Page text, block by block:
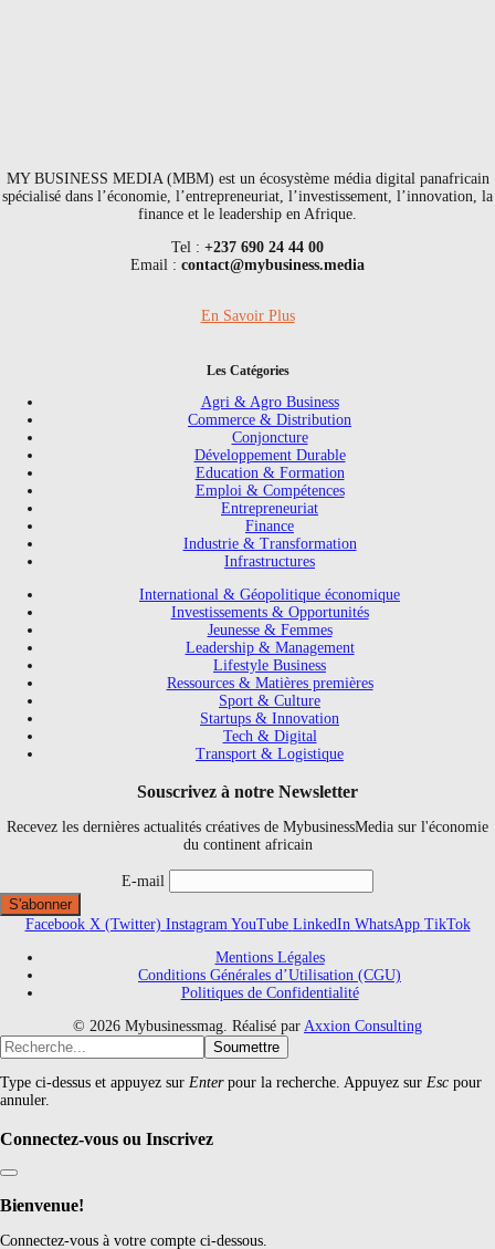
MY BUSINESS MEDIA (MBM) est un écosystème média digital panafricain
spécialisé dans l’économie, l’entrepreneuriat, l’investissement, l’innovation, la
finance et le leadership en Afrique.
Tel : +237 690 24 44 00
Email : contact@mybusiness.media
En Savoir Plus
Les Catégories
Agri & Agro Business
Commerce & Distribution
Conjoncture
Développement Durable
Education & Formation
Emploi & Compétences
Entrepreneuriat
Finance
Industrie & Transformation
Infrastructures
International & Géopolitique économique
Investissements & Opportunités
Jeunesse & Femmes
Leadership & Management
Lifestyle Business
Ressources & Matières premières
Sport & Culture
Startups & Innovation
Tech & Digital
Transport & Logistique
Souscrivez à notre Newsletter
Recevez les dernières actualités créatives de MybusinessMedia sur l'économie
du continent africain
E-mail
Facebook X (Twitter) Instagram YouTube LinkedIn WhatsApp TikTok
Mentions Légales
Conditions Générales d’Utilisation (CGU)
Politiques de Confidentialité
© 2026 Mybusinessmag. Réalisé par Axxion Consulting
Soumettre
Type ci-dessus et appuyez sur Enterpour la recherche. Appuyez sur Esc pour
annuler.
Connectez-vous ou Inscrivez
Bienvenue!
Connectez-vous à votre compte ci-dessous.